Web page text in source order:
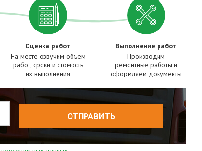
Оценка работ
На месте озвучим объем
работ, сроки и стомость
их выполнения
Выполнение работ
Производим
ремонтные работы и
оформляем документы
ОТПРАВИТЬ